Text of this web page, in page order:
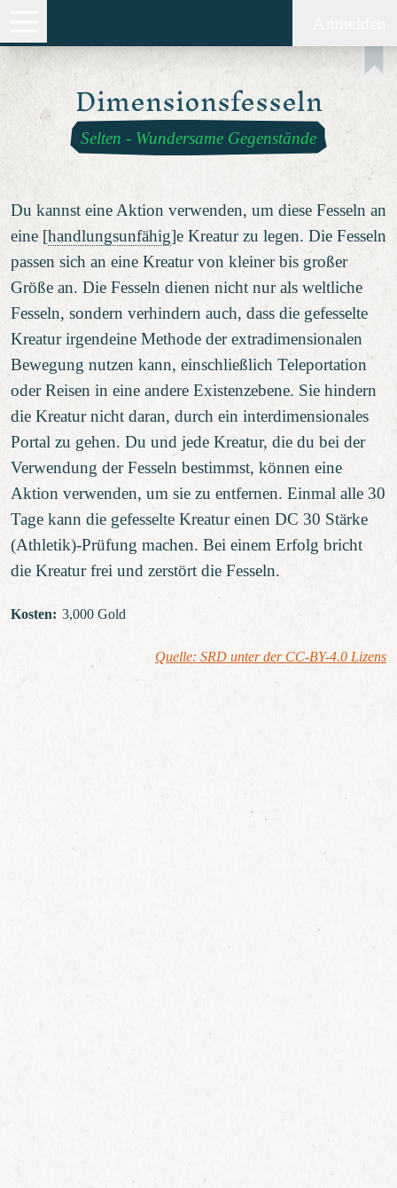
Dimensionsfesseln
Selten - Wundersame Gegenstände
Du kannst eine Aktion verwenden, um diese Fesseln an
eine [handlungsunfähig]e Kreatur zu legen. Die Fesseln
passen sich an eine Kreatur von kleiner bis großer
Größe an. Die Fesseln dienen nicht nur als weltliche
Fesseln, sondern verhindern auch, dass die gefesselte
Kreatur irgendeine Methode der extradimensionalen
Bewegung nutzen kann, einschließlich Teleportation
oder Reisen in eine andere Existenzebene. Sie hindern
die Kreatur nicht daran, durch ein interdimensionales
Portal zu gehen. Du und jede Kreatur, die du bei der
Verwendung der Fesseln bestimmst, können eine
Aktion verwenden, um sie zu entfernen. Einmal alle 30
Tage kann die gefesselte Kreatur einen DC 30 Stärke
(Athletik)-Prüfung machen. Bei einem Erfolg bricht
die Kreatur frei und zerstört die Fesseln.
Kosten: 3,000 Gold
Quelle: SRD unter der CC-BY-4.0 Lizens